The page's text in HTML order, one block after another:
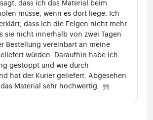
dass ich das Material beim
müsse, wenn es dort liege. Ich
dass ich die Felgen nicht mehr
sie nicht innerhalb von zwei Tagen
Bestellung vereinbart an meine
würden. Daraufhin habe ich
gestoppt und wie durch
hat der Kurier geliefert. Abgesehen
Material sehr hochwertig.